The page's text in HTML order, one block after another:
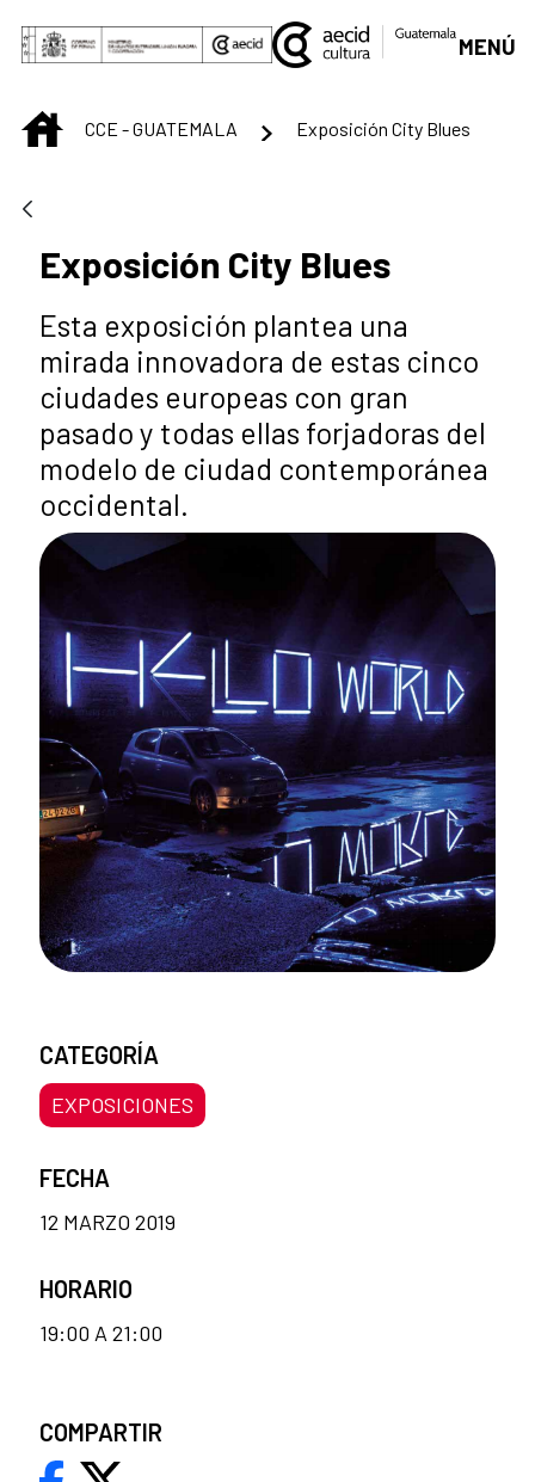
Saltar al contenido principal
MENÚ
INICIOCCE - GUATEMALA Exposición City Blues
Exposición City Blues
Esta exposición plantea una
mirada innovadora de estas cinco
ciudades europeas con gran
pasado y todas ellas forjadoras del
modelo de ciudad contemporánea
occidental.
CATEGORÍA
EXPOSICIONES
FECHA
12 MARZO 2019
HORARIO
19:00 A 21:00
COMPARTIR